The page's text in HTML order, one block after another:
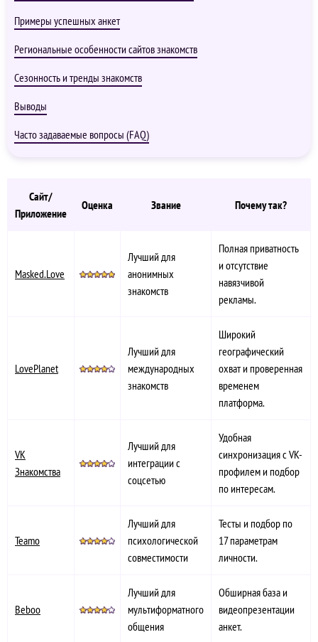
Примеры успешных анкет
Региональные особенности сайтов знакомств
Сезонность и тренды знакомств
Выводы
Часто задаваемые вопросы (FAQ)
Сайт/
Приложение
Оценка Звание Почему так?
Masked.Love
Лучший для
анонимных
знакомств
Полная приватность
и отсутствие
навязчивой
рекламы.
LovePlanet
Лучший для
международных
знакомств
Широкий
географический
охват и проверенная
временем
платформа.
VK
Знакомства
Лучший для
интеграции с
соцсетью
Удобная
синхронизация с VK-
профилем и подбор
по интересам.
Teamo
Лучший для
психологической
совместимости
Тесты и подбор по
17 параметрам
личности.
Beboo
Лучший для
мультиформатного
общения
Обширная база и
видеопрезентации
анкет.